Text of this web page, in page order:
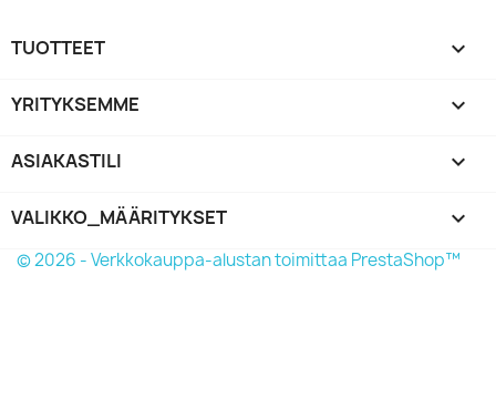
TUOTTEET 
YRITYKSEMME 
ASIAKASTILI 
VALIKKO_MÄÄRITYKSET keyboard_arrow_down
© 2026 - Verkkokauppa-alustan toimittaa PrestaShop™